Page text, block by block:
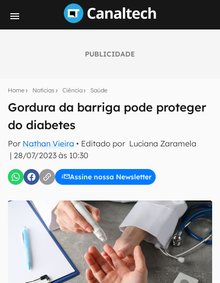
PUBLICIDADE
Home Notícias Ciência Saúde
Gordura da barriga pode proteger
do diabetes
Por Nathan Vieira • Editado por Luciana Zaramela
| 28/07/2023 às 10:30
Assine nossa Newsletter
notícias e reviews sobre tecnologia em primeira
mão.
E-mail
Uso e Política de Privacidade do Canaltech.